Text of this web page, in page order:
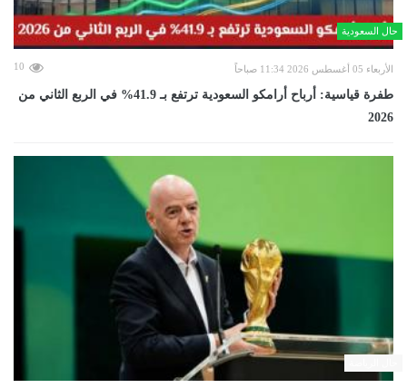
حال السعودية
الأربعاء 05 أغسطس 2026 11:34 صباحاً 10
طفرة قياسية: أرباح أرامكو السعودية ترتفع بـ 41.9% في الربع الثاني من
2026